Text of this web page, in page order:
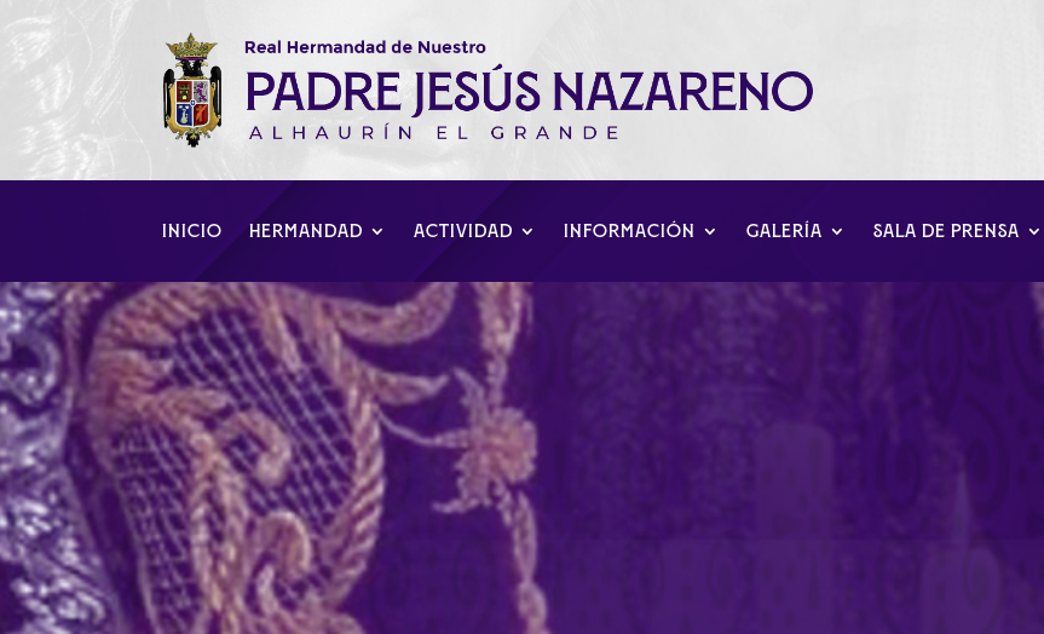
INICIO HERMANDAD ACTIVIDAD INFORMACIÓN GALERÍA SALA DE PRENSA
Programa de Semana Santa 2021